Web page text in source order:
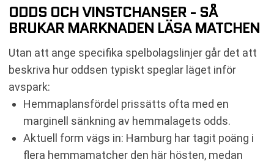
ODDS OCH VINSTCHANSER - SÅ
BRUKAR MARKNADEN LÄSA MATCHEN
Utan att ange specifika spelbolagslinjer går det att
beskriva hur oddsen typiskt speglar läget inför
avspark:
Hemmaplansfördel prissätts ofta med en
marginell sänkning av hemmalagets odds.
Aktuell form vägs in: Hamburg har tagit poäng i
flera hemmamatcher den här hösten, medan